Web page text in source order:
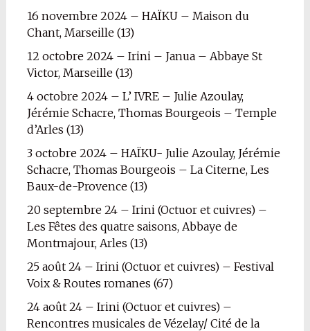
16 novembre 2024 – HAÏKU – Maison du
Chant, Marseille (13)
12 octobre 2024 – Irini – Janua – Abbaye St
Victor, Marseille (13)
4 octobre 2024 – L’ IVRE – Julie Azoulay,
Jérémie Schacre, Thomas Bourgeois – Temple
d’Arles (13)
3 octobre 2024 – HAÏKU- Julie Azoulay, Jérémie
Schacre, Thomas Bourgeois – La Citerne, Les
Baux-de-Provence (13)
20 septembre 24 – Irini (Octuor et cuivres) –
Les Fêtes des quatre saisons, Abbaye de
Montmajour, Arles (13)
25 août 24 – Irini (Octuor et cuivres) – Festival
Voix & Routes romanes (67)
24 août 24 – Irini (Octuor et cuivres) –
Rencontres musicales de Vézelay/ Cité de la